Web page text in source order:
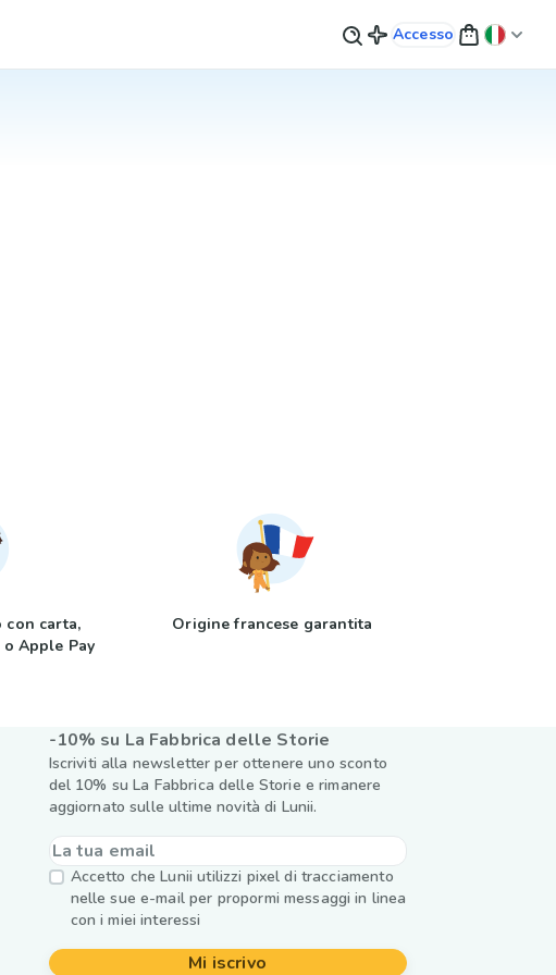
Accesso
con carta,
o Apple Pay
Origine francese garantita
-10% su La Fabbrica delle Storie
Iscriviti alla newsletter per ottenere uno sconto
del 10% su La Fabbrica delle Storie e rimanere
aggiornato sulle ultime novità di Lunii.
Accetto che Lunii utilizzi pixel di tracciamento
nelle sue e-mail per propormi messaggi in linea
con i miei interessi
Mi iscrivo